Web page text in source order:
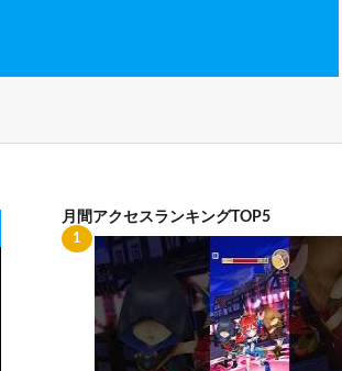
月間アクセスランキングTOP5